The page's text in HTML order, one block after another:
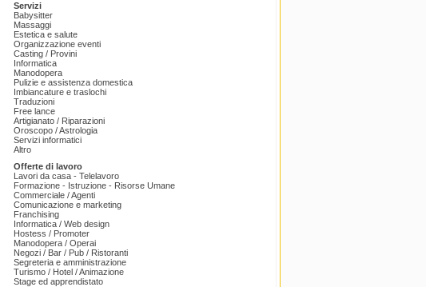
Servizi
Babysitter
Massaggi
Estetica e salute
Organizzazione eventi
Casting / Provini
Informatica
Manodopera
Pulizie e assistenza domestica
Imbiancature e traslochi
Traduzioni
Free lance
Artigianato / Riparazioni
Oroscopo / Astrologia
Servizi informatici
Altro
Offerte di lavoro
Lavori da casa - Telelavoro
Formazione - Istruzione - Risorse Umane
Commerciale / Agenti
Comunicazione e marketing
Franchising
Informatica / Web design
Hostess / Promoter
Manodopera / Operai
Negozi / Bar / Pub / Ristoranti
Segreteria e amministrazione
Turismo / Hotel / Animazione
Stage ed apprendistato